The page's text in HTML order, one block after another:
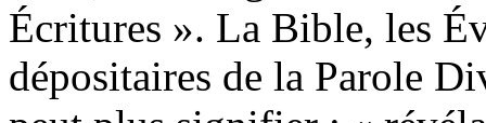
Écritures ». La Bible, les
dépositaires de la Parole